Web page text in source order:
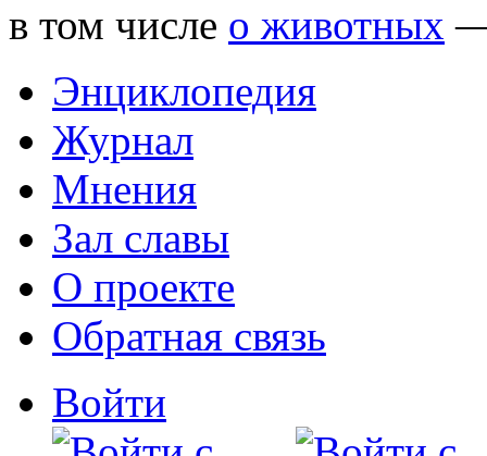
в том числе о животных
Энциклопедия
Журнал
Мнения
Зал славы
О проекте
Обратная связь
Войти